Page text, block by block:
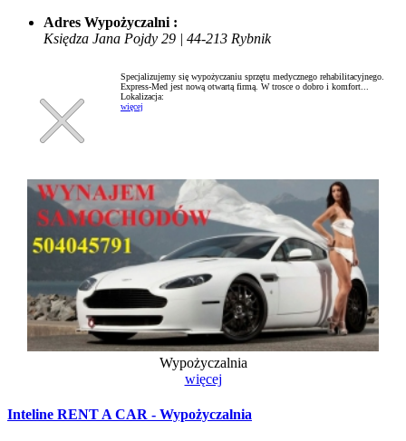
Adres Wypożyczalni :
Księdza Jana Pojdy 29 | 44-213 Rybnik
Specjalizujemy się wypożyczaniu sprzętu medycznego rehabilitacyjnego.
Express-Med jest nową otwartą firmą. W trosce o dobro i komfort...
Lokalizacja:
więcej
Wypożyczalnia
więcej
Inteline RENT A CAR - Wypożyczalnia